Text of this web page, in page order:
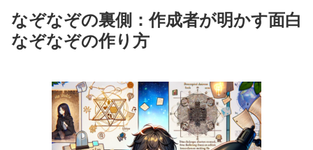
なぞなぞの裏側：作成者が明かす面白
なぞなぞの作り方